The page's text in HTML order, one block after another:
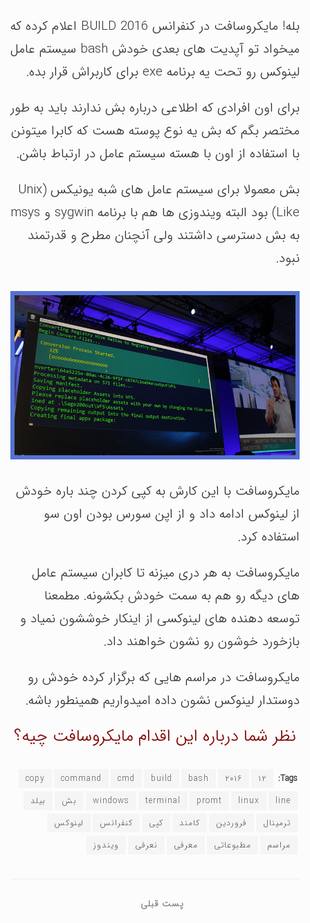
بله! مایکروسافت در کنفرانس BUILD 2016 اعلام کرده که
میخواد تو آپدیت های بعدی خودش bash سیستم عامل
لینوکس رو تحت یه برنامه exe برای کاربراش قرار بده.
برای اون افرادی که اطلاعی درباره بش ندارند باید به طور
مختصر بگم که بش یه نوع پوسته هست که کابرا میتونن
با استفاده از اون با هسته سیستم عامل در ارتباط باشن.
بش معمولا برای سیستم عامل های شبه یونیکس (Unix
Like) بود البته ویندوزی ها هم با برنامه sygwin و msys
به بش دسترسی داشتند ولی آنچنان مطرح و قدرتمند
نبود.
مایکروسافت با این کارش به کپی کردن چند باره خودش
از لینوکس ادامه داد و از اپن سورس بودن اون سو
استفاده کرد.
مایکروسافت به هر دری میزنه تا کابران سیستم عامل
های دیگه رو هم به سمت خودش بکشونه. مطمعنا
توسعه دهنده های لینوکسی از اینکار خوششون نمیاد و
بازخورد خوشون رو نشون خواهند داد.
مایکروسافت در مراسم هایی که برگزار کرده خودش رو
دوستدار لینوکس نشون داده امیدواریم همینطور باشه.
نظر شما درباره این اقدام مایکروسافت چیه؟
Tags: ۱۲ ۲۰۱۶ bash
build
cmd
command
copy
line
linux
promt
terminal
windows بش
بیلد
ترمینال
فروردین کامند کپی کنفرانس
لینوکس
مراسم
مطبوعاتی معرفی نعرفی ویندوز
پست قبلی